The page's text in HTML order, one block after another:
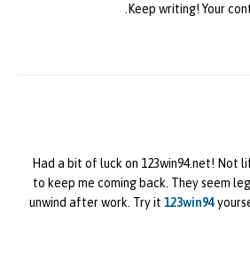
Keep writing! Your
Had a bit of luck on 123win94.net! Not
to keep me coming back. They seem
unwind after work. Try it 123win94